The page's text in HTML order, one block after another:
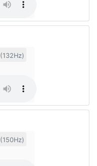
(132Hz)
(150Hz)